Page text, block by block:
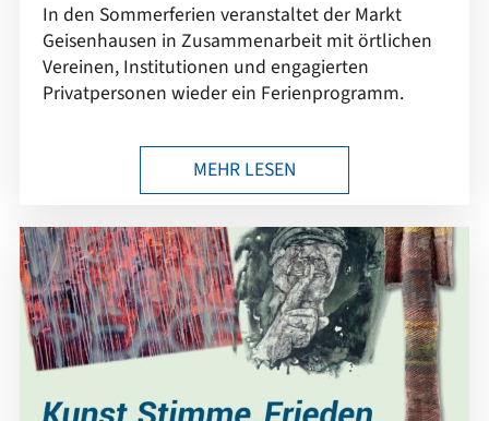
In den Sommerferien veranstaltet der Markt
Geisenhausen in Zusammenarbeit mit örtlichen
Vereinen, Institutionen und engagierten
Privatpersonen wieder ein Ferienprogramm.
MEHR LESEN